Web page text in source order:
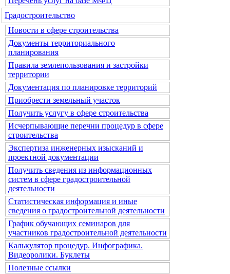
Градостроительство
Новости в сфере строительства
Документы территориального
планирования
Правила землепользования и застройки
территории
Документация по планировке территорий
Приобрести земельный участок
Получить услугу в сфере строительства
Исчерпывающие перечни процедур в сфере
строительства
Экспертиза инженерных изысканий и
проектной документации
Получить сведения из информационных
систем в сфере градостроительной
деятельности
Статистическая информация и иные
сведения о градостроительной деятельности
График обучающих семинаров для
участников градостроительной деятельности
Калькулятор процедур. Инфографика.
Видеоролики. Буклеты
Полезные ссылки